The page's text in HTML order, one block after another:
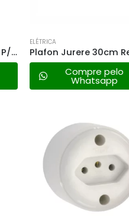
Módulo Tomada Fame P/telefone Rj11 – 0499 Modulare/evidence
ELÉTRICA
Compre pelo
Whatsapp